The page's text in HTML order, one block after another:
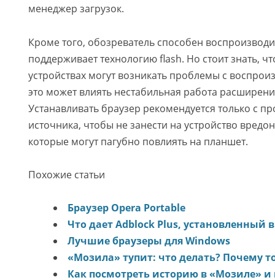
менеджер загрузок.
Кроме того, обозреватель способен
поддерживает технологию flash. Но стоит знать,
устройствах могут возникать проблемы с
это может влиять нестабильная работа
Устанавливать браузер рекомендуется только с
источника, чтобы не занести на устройство
которые могут пагубно повлиять на планшет.
Похожие статьи
Браузер Opera Portable
Что дает Adblock Plus, установленный в
Лучшие браузеры для Windows
«Мозила» тупит: что делать? Почему
Как посмотреть историю в «Мозиле»